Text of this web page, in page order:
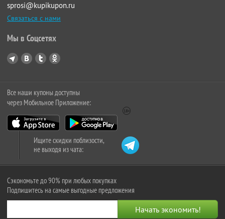
sprosi@kupikupon.ru
Связаться с нами
Мы в Соцсетях
Все наши купоны доступны
через Мобильное Приложение:
Ищите скидки поблизости,
не выходя из чата:
Сэкономьте до 90% при любых покупках
Подпишитесь на самые выгодные предложения